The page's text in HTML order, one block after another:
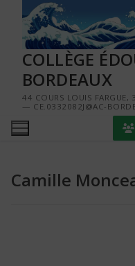
contenu
COLLÈGE
BORDEAUX
44 COURS LOUIS
— CE.0332082J@AC-
Camille